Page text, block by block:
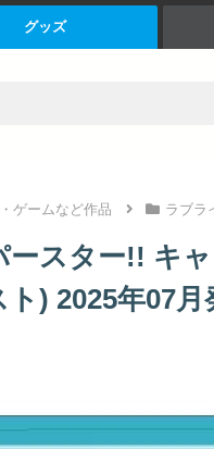
グッズ
ゲームなど作品 ラブラ
スター!! キ
) 2025年07月